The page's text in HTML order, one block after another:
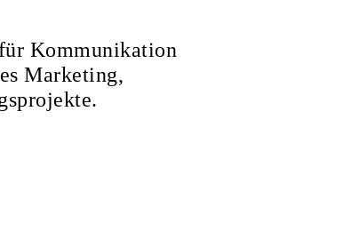
Kommunikation
Marketing,